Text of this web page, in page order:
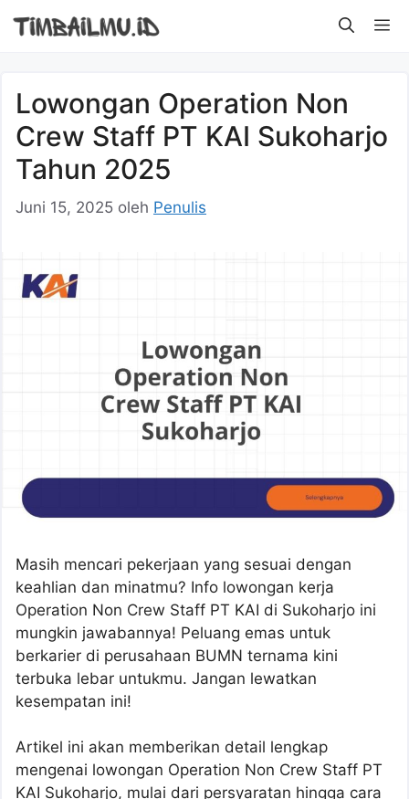
Lowongan Operation Non
Crew Staff PT KAI Sukoharjo
Tahun 2025
Juni 15, 2025 oleh Penulis
Masih mencari pekerjaan yang sesuai dengan
keahlian dan minatmu? Info lowongan kerja
Operation Non Crew Staff PT KAI di Sukoharjo ini
mungkin jawabannya! Peluang emas untuk
berkarier di perusahaan BUMN ternama kini
terbuka lebar untukmu. Jangan lewatkan
kesempatan ini!
Artikel ini akan memberikan detail lengkap
mengenai lowongan Operation Non Crew Staff PT
KAI Sukoharjo, mulai dari persyaratan hingga cara